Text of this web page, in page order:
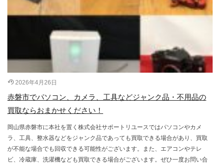
2026年4月26日
赤磐市でパソコン、カメラ、工具などジャンク品・不用品の
買取ならおまかせください！
岡山県赤磐市に本社を置く株式会社サポートリユースではパソコンやカメ
ラ、工具、整水器などをジャンク品であっても買取できる場合があり、買取
が不能な場合でも回収できる可能性がございます。また、エアコンやテレ
ビ、冷蔵庫、洗濯機なども買取できる場合がございます。ぜひ一度お問い合